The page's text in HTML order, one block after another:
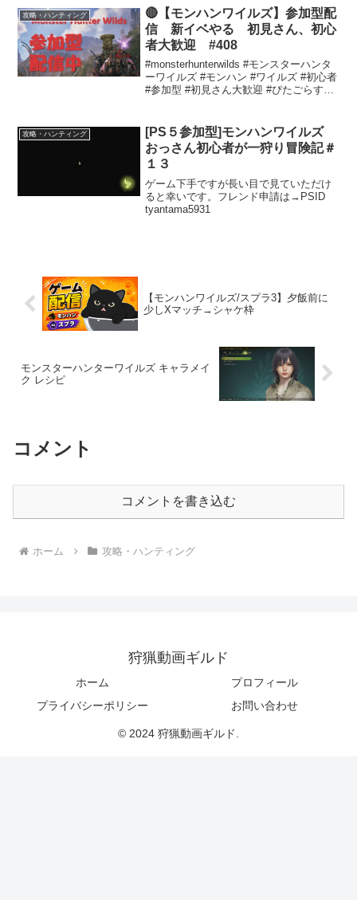
解説 誰でも簡単クリア周回 片手...
攻略・ハンティング
🔴【モンハンワイルズ】参加型配
信 新イベやる 初見さん、初心
者大歓迎 #408
#monsterhunterwilds #モンスターハンタ
ーワイルズ #モンハン #ワイルズ #初心者
#参加型 #初見さん大歓迎 #ぴたごらすch
って...
攻略・ハンティング
[PS５参加型]モンハンワイルズ
おっさん初心者が一狩り冒険記＃
１３
ゲーム下手ですが長い目で見ていただけ
ると幸いです。フレンド申請は→PSID
tyantama5931
【モンハンワイルズ/スプラ3】夕飯前に
少しXマッチ→シャケ枠
モンスターハンターワイルズ キャラメイ
ク レシピ
コメント
コメントを書き込む
ホーム 攻略・ハンティング
狩猟動画ギルド
ホーム
プロフィール
プライバシーポリシー
お問い合わせ
© 2024 狩猟動画ギルド.